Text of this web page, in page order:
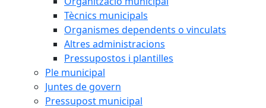
Tècnics municipals
Organismes dependents o vinculats
Altres administracions
Pressupostos i plantilles
Ple municipal
Juntes de govern
Pressupost municipal